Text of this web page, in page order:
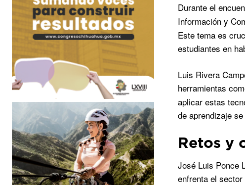
Durante el
Información y
Este tema es
estudiantes en
Luis Rivera
herramientas
aplicar estas
de aprendizaje
Retos y
José Luis Ponce
enfrenta el